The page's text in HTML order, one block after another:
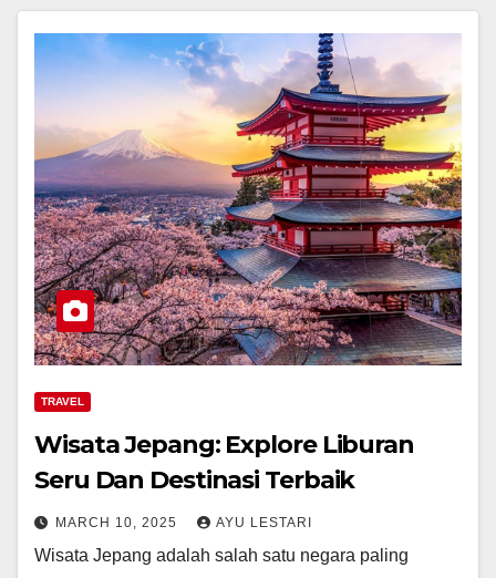
TRAVEL
Wisata Jepang: Explore Liburan
Seru Dan Destinasi Terbaik
MARCH 10, 2025 AYU LESTARI
Wisata Jepang adalah salah satu negara paling